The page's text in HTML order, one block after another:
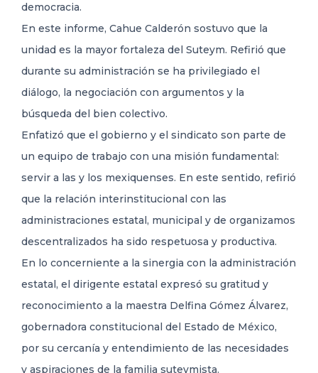
democracia.
En este informe, Cahue Calderón sostuvo que la
unidad es la mayor fortaleza del Suteym. Refirió que
durante su administración se ha privilegiado el
diálogo, la negociación con argumentos y la
búsqueda del bien colectivo.
Enfatizó que el gobierno y el sindicato son parte de
un equipo de trabajo con una misión fundamental:
servir a las y los mexiquenses. En este sentido, refirió
que la relación interinstitucional con las
administraciones estatal, municipal y de organizamos
descentralizados ha sido respetuosa y productiva.
En lo concerniente a la sinergia con la administración
estatal, el dirigente estatal expresó su gratitud y
reconocimiento a la maestra Delfina Gómez Álvarez,
gobernadora constitucional del Estado de México,
por su cercanía y entendimiento de las necesidades
y aspiraciones de la familia suteymista.